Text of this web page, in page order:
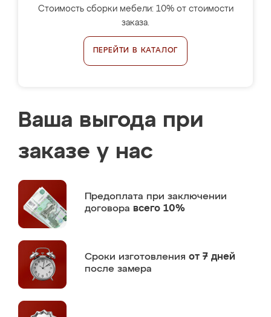
Стоимость сборки мебели: 10% от стоимости
заказа.
ПЕРЕЙТИ В КАТАЛОГ
Ваша выгода при
заказе у нас
Предоплата при заключении
договора всего 10%
Сроки изготовления от 7 дней
после замера